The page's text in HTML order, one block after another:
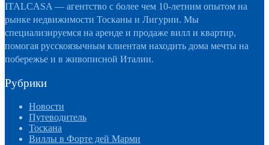
ITALCASA — агентство с более чем 10-летним опытом на
рынке недвижимости Тосканы и Лигурии. Мы
специализируемся на аренде и продаже вилл и квартир,
помогая русскоязычным клиентам находить дома мечты на
побережье и в живописной Италии.
Рубрики
Новости
Путеводитель
Тоскана
Виллы в Форте дей Марми